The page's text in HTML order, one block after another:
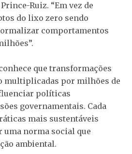
Ruiz. “Em vez de
do lixo zero sendo
comportamentos
que transformações
multiplicadas por milhões de
políticas
governamentais. Cada
mais sustentáveis
norma social que
ambiental.